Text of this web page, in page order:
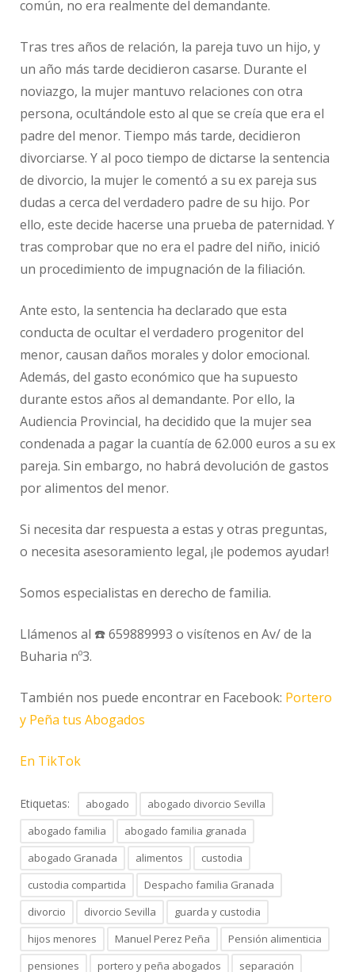
común, no era realmente del demandante.
Tras tres años de relación, la pareja tuvo un hijo, y
un año más tarde decidieron casarse. Durante el
noviazgo, la mujer mantuvo relaciones con otra
persona, ocultándole esto al que se creía que era el
padre del menor. Tiempo más tarde, decidieron
divorciarse. Y al poco tiempo de dictarse la sentencia
de divorcio, la mujer le comentó a su ex pareja sus
dudas a cerca del verdadero padre de su hijo. Por
ello, este decide hacerse una prueba de paternidad. Y
tras comprobar que no era el padre del niño, inició
un procedimiento de impugnación de la filiación.
Ante esto, la sentencia ha declarado que esta
conducta de ocultar el verdadero progenitor del
menor, causan daños morales y dolor emocional.
Además, del gasto económico que ha supuesto
durante estos años al demandante. Por ello, la
Audiencia Provincial, ha decidido que la mujer sea
condenada a pagar la cuantía de 62.000 euros a su ex
pareja. Sin embargo, no habrá devolución de gastos
por alimentos del menor.
Si necesita dar respuesta a estas y otras preguntas,
o necesita asesoramiento legal, ¡le podemos ayudar!
Somos especialistas en derecho de familia.
Llámenos al ☎️ 659889993 o visítenos en Av/ de la
Buharia nº3.
También nos puede encontrar en Facebook: Portero
y Peña tus Abogados
En TikTok
Etiquetas: abogado
abogado divorcio Sevilla
abogado familia
abogado familia granada
abogado Granada
alimentos
custodia
custodia compartida
Despacho familia Granada
divorcio
divorcio Sevilla
guarda y custodia
hijos menores
Manuel Perez Peña
Pensión alimenticia
pensiones
portero y peña abogados separación